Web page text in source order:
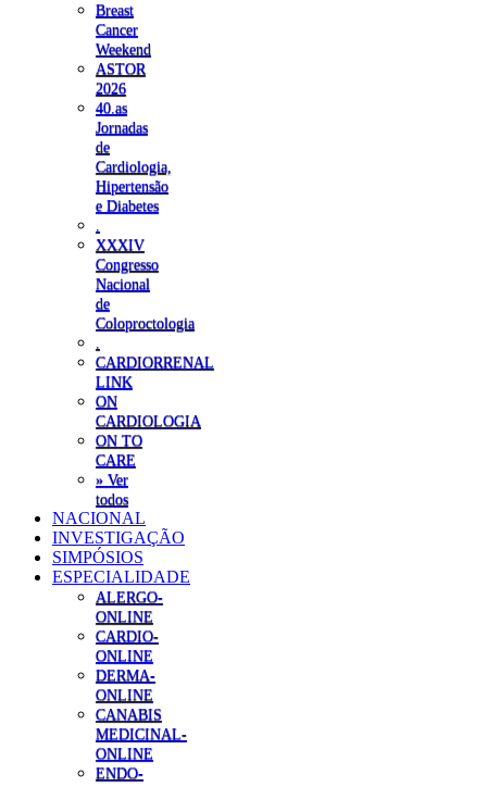
Breast
Cancer
Weekend
ASTOR
2026
40.as
Jornadas
de
Cardiologia,
Hipertensão
e Diabetes
XXXIV
Congresso
Nacional
de
Coloproctologia
CARDIORRENAL
LINK
ON
CARDIOLOGIA
ON TO
CARE
» Ver
todos
NACIONAL
INVESTIGAÇÃO
SIMPÓSIOS
ESPECIALIDADE
ALERGO-
ONLINE
CARDIO-
ONLINE
DERMA-
ONLINE
CANABIS
MEDICINAL-
ONLINE
ENDO-